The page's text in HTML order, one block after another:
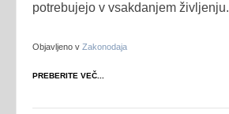
potrebujejo v vsakdanjem življenju.
Objavljeno v Zakonodaja
PREBERITE VEČ...